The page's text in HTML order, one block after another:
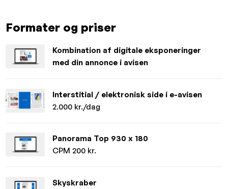
Formater og priser
Kombination af digitale eksponeringer
med din annonce i avisen
Interstitial / elektronisk side i e-avisen
2.000 kr./dag
Panorama Top 930 x 180
CPM 200 kr.
Skyskraber